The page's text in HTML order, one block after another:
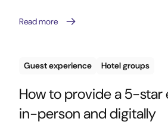
Read more
Guest experience Hotel groups
How to provide a 5-star
in-person and digitally